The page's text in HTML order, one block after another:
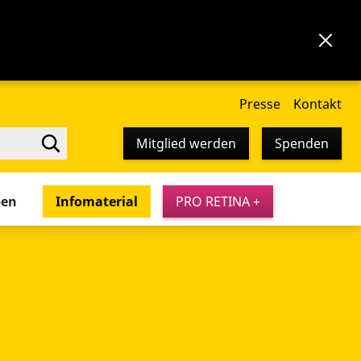
Presse Kontakt
Mitglied werden Spenden
Infomaterial PRO RETINA +